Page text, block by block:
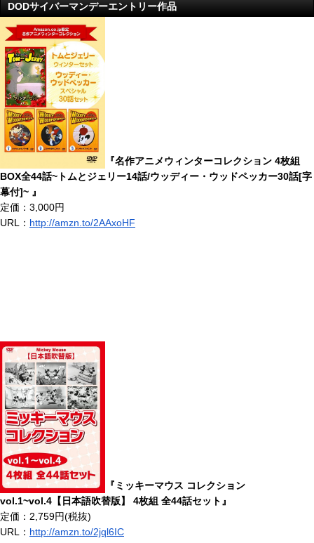
DODサイバーマンデーエントリー作品
『名作アニメウィンターコレクション 4枚組
BOX全44話~トムとジェリー14話/ウッディー・ウッドペッカー30話[字
幕付]~ 』
定価：3,000円
URL： http://amzn.to/2AAxoHF
『ミッキーマウス コレクション
vol.1~vol.4【日本語吹替版】 4枚組 全44話セット』
定価：2,759円(税抜)
URL： http://amzn.to/2jql6IC